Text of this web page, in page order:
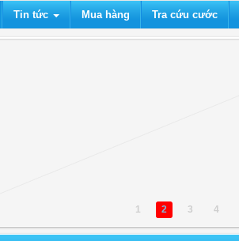
Tin tức Mua hàng Tra cứu cước
1 2 3 4